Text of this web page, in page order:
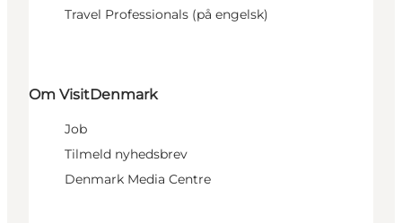
Travel Professionals (på engelsk)
Om VisitDenmark
Job
Tilmeld nyhedsbrev
Denmark Media Centre